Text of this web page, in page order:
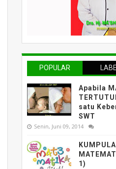
POPULAR
Apabila
satu
SWT
Senin, Juni 09, 2014
1)